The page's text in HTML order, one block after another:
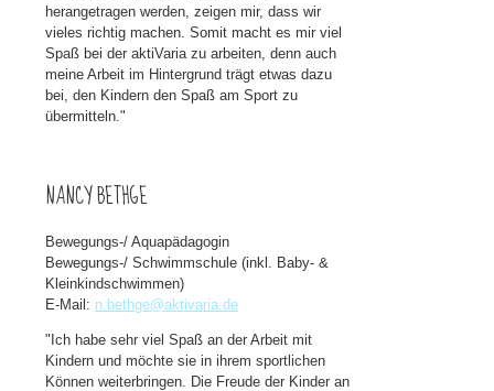
herangetragen werden, zeigen mir, dass wir
vieles richtig machen. Somit macht es mir viel
Spaß bei der aktiVaria zu arbeiten, denn auch
meine Arbeit im Hintergrund trägt etwas dazu
bei, den Kindern den Spaß am Sport zu
übermitteln."
NANCY BETHGE
Bewegungs-/ Aquapädagogin
Bewegungs-/ Schwimmschule (inkl. Baby- &
Kleinkindschwimmen)
E-Mail: n.bethge@aktivaria.de
"Ich habe sehr viel Spaß an der Arbeit mit
Kindern und möchte sie in ihrem sportlichen
Können weiterbringen. Die Freude der Kinder an